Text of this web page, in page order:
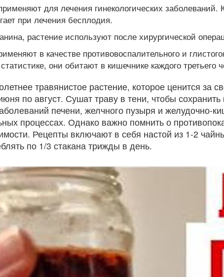
для лечения гинекологических
при лечения бесплодия.
растение используют после хирургической
в качестве противовоспалительного и
они обитают в кишечнике каждого третьего
травянистое растение, которое ценится за
по август. Сушат траву в тени, чтобы
печени, желчного пузыря и желудочно-
процессах. Однако важно помнить о
Рецепты включают в себя настой из 1-2
по 1/3 стакана трижды в день.